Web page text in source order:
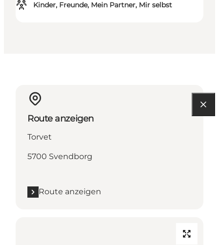
Kinder, Freunde, Mein Partner, Mir selbst
Route anzeigen
Torvet
5700 Svendborg
Route anzeigen